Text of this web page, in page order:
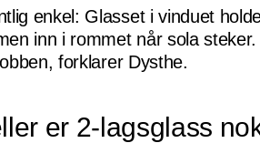
enkel: Glasset i vinduet
inn i rommet når sola
forklarer Dysthe.
er 2-lagsglass